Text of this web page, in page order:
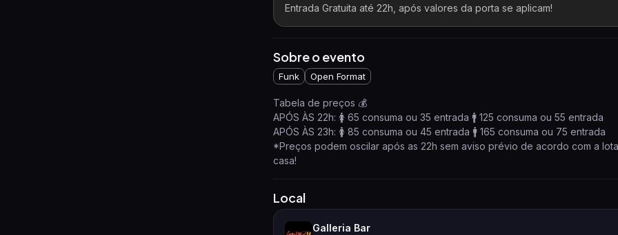
Entrada Gratuita até 22h, após valores da porta se aplicam!
Sobre o evento
Funk Open Format
Tabela de preços 💰
APÓS ÀS 22h: 🚺 65 consuma ou 35 entrada 🚹 125 consuma ou 55 entrada
APÓS ÀS 23h: 🚺 85 consuma ou 45 entrada 🚹 165 consuma ou 75 entrada
*Preços podem oscilar após as 22h sem aviso prévio de acordo com a
casa!
Local
Galleria Bar